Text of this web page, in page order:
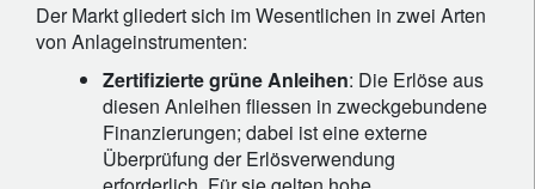
Der Markt gliedert sich im Wesentlichen in zwei Arten
von Anlageinstrumenten:
Zertifizierte grüne Anleihen: Die Erlöse aus
diesen Anleihen fliessen in zweckgebundene
Finanzierungen; dabei ist eine externe
Überprüfung der Erlösverwendung